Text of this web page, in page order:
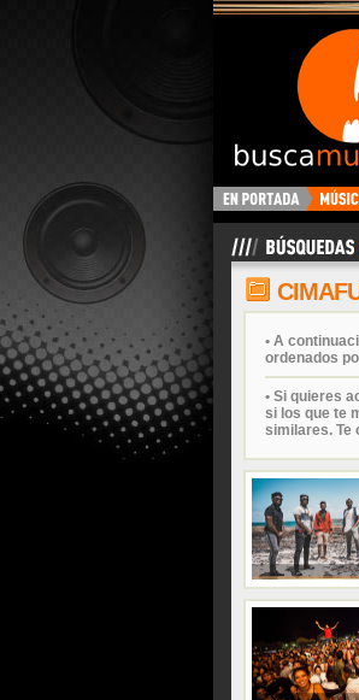
BuscaMusica.es
• A
ordenados
• Si quieres
si los que te
similares. Te